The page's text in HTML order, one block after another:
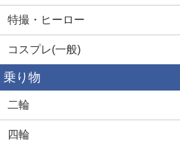
特撮・ヒーロー
コスプレ(一般)
乗り物
二輪
四輪